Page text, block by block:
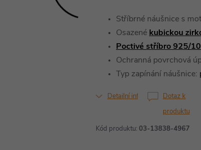
Kód produktu: 03-13838-4967
Stříbrné náušnice s
Osazené kubickou
Poctivé stříbro 925/
Ochranná povrchová
Typ zapínání náušnice:
Detailní informace
Dotaz k
produktu